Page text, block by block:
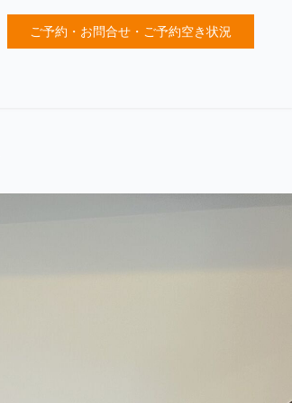
ご予約・お問合せ・ご予約空き状況